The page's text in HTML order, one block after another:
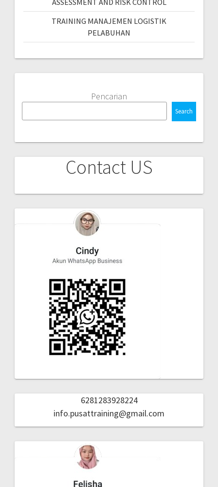
ASSESSMENT AND RISK CONTROL
TRAINING MANAJEMEN LOGISTIK
PELABUHAN
Pencarian
Search
Contact US
6281283928224
info.pusattraining@gmail.com